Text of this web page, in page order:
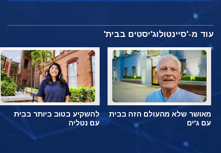
עוד מ-'סיינטולוג'יסטים בבית'
מאושר שלא מהעולם הזה בבית
עם ג'ים
להשקיע בטוב ביותר בבית
עם נטליה